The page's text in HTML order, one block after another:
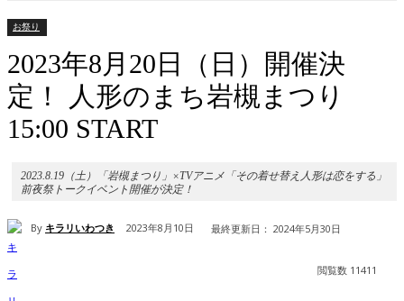
お祭り
2023年8月20日（日）開催決
定！ 人形のまち岩槻まつり
15:00 START
2023.8.19（土）「岩槻まつり」×TVアニメ「その着せ替え人形は恋をする」
前夜祭トークイベント開催が決定！
By キラリいわつき 2023年8月10日 最終更新日： 2024年5月30日
閲覧数 11411
WhatsApp